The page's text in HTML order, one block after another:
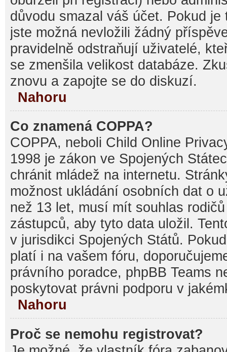
důvodu smazal váš účet. Pokud
jste možná nevložili žádný
pravidelně odstraňují uživatelé,
se zmenšila velikost databáze.
znovu a zapojte se do diskuzí.
Nahoru
Co znamená COPPA?
COPPA, neboli Child Online
1998 je zákon ve Spojených
chránit mládež na internetu.
možnost ukládání osobních dat o
než 13 let, musí mít souhlas
zástupců, aby tyto data uložil.
v jurisdikci Spojených Států.
platí i na vašem fóru,
právního poradce, phpBB Teams
poskytovat právni podporu v
Nahoru
Proč se nemohu registrovat?